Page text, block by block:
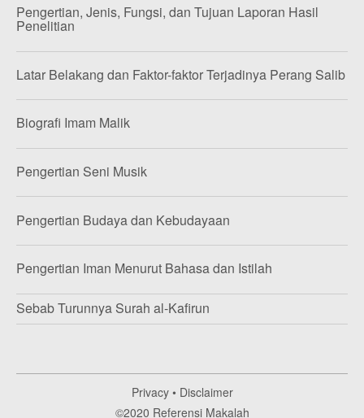
Pengertian, Jenis, Fungsi, dan Tujuan Laporan Hasil
Penelitian
Latar Belakang dan Faktor-faktor Terjadinya Perang Salib
Biografi Imam Malik
Pengertian Seni Musik
Pengertian Budaya dan Kebudayaan
Pengertian Iman Menurut Bahasa dan Istilah
Sebab Turunnya Surah al-Kafirun
Privacy• Disclaimer
©2020 Referensi Makalah